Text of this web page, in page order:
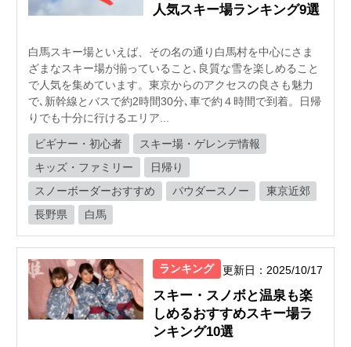
人気スキー場ランキング9選
白馬スキー場といえば、その名の通り白馬村を中心にさま
ざまなスキー場が揃っていること､良質な雪を楽しめること
で人気を集めています。東京からのアクセスの良さも魅力
で､新幹線とバスで約2時間30分､車で約４時間で到着。日帰
りでも十分に行けるエリア...
ビギナー・初心者
スキー場・ゲレンデ情報
キッズ・ファミリー
日帰り
スノーボーダーおすすめ
パウダースノー
東京近郊
長野県
白馬
ランキング 更新日：2025/10/17
スキー・スノボと温泉も楽
しめるおすすめスキー場ラ
ンキング10選